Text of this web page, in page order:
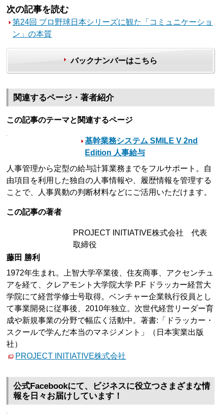
次の記事を読む
第24回 プロ野球日本シリーズに観た「コミュニケーショ
ン」の本質
バックナンバーはこちら
関連するページ・著者紹介
この記事のテーマと関連するページ
基幹業務システム SMILE V 2nd
Edition 人事給与
人事管理から定型の給与計算業務までをフルサポート。自
由項目を利用した独自の人事情報や、履歴情報を管理する
ことで、人事異動の判断材料などにご活用いただけます。
この記事の著者
PROJECT INITIATIVE株式会社 代表
取締役
藤田 勝利
1972年生まれ。上智大学卒業後、住友商事、アクセンチュ
アを経て、クレアモント大学院大学 P.F ドラッカー経営大
学院にて経営学修士号取得。ベンチャー企業執行役員とし
て事業開発に従事後、2010年独立。次世代経営リーダー育
成や新規事業の分野で幅広く活動中。著書:「ドラッカー・
スクールで学んだ本当のマネジメント」（日本実業出版
社）
PROJECT INITIATIVE株式会社
公式Facebookにて、ビジネスに役立つさまざまな情
報を日々お届けしています！